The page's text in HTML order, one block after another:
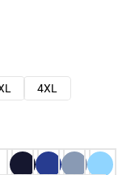
4XL